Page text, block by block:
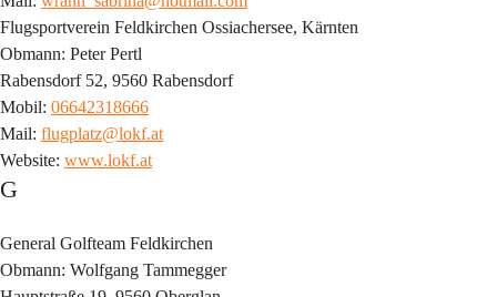
Flugsportverein Feldkirchen Ossiachersee, Kärnten
Obmann: Peter Pertl
Rabensdorf 52, 9560 Rabensdorf
Mobil: 06642318666
Mail: flugplatz@lokf.at
Website: www.lokf.at
G
General Golfteam Feldkirchen
Obmann: Wolfgang Tammegger